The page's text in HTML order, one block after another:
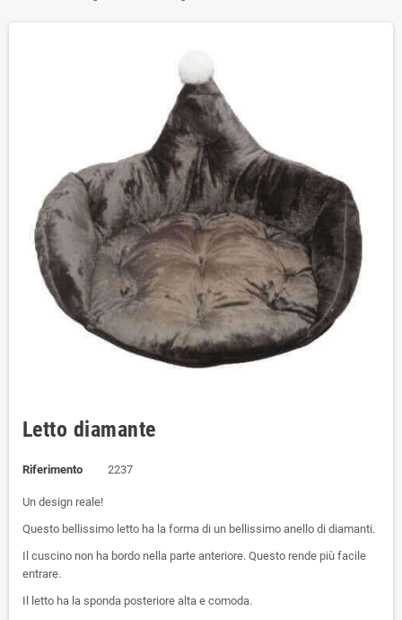
Letto diamante
Riferimento 2237
Un design reale!
Questo bellissimo letto ha la forma di un bellissimo anello di diamanti.
Il cuscino non ha bordo nella parte anteriore. Questo rende più facile
entrare.
Il letto ha la sponda posteriore alta e comoda.